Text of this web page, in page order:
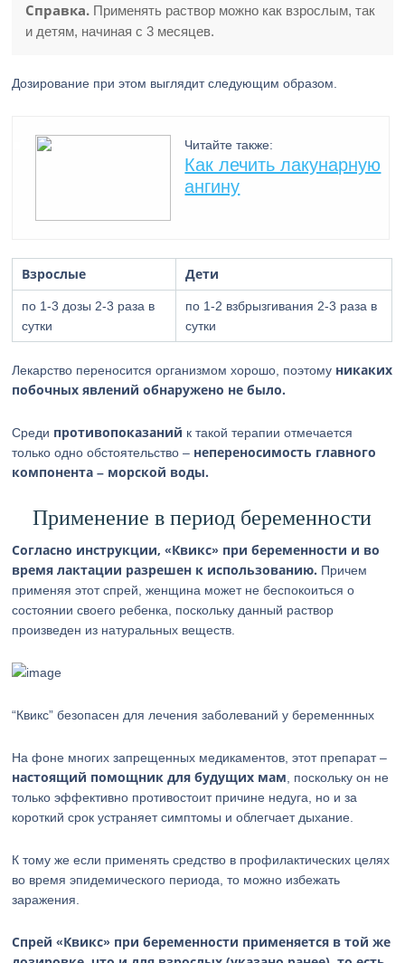
Справка. Применять раствор можно как взрослым, так
и детям, начиная с 3 месяцев.
Дозирование при этом выглядит следующим образом.
Читайте также:
Как лечить лакунарную
ангину
Взрослые Дети
по 1-3 дозы 2-3 раза в
сутки
по 1-2 взбрызгивания 2-3 раза в
сутки
Лекарство переносится организмом хорошо, поэтому никаких
побочных явлений обнаружено не было.
Среди противопоказаний к такой терапии отмечается
только одно обстоятельство – непереносимость главного
компонента – морской воды.
Применение в период беременности
Согласно инструкции, «Квикс» при беременности и во
время лактации разрешен к использованию. Причем
применяя этот спрей, женщина может не беспокоиться о
состоянии своего ребенка, поскольку данный раствор
произведен из натуральных веществ.
“Квикс” безопасен для лечения заболеваний у беременнных
На фоне многих запрещенных медикаментов, этот препарат –
настоящий помощник для будущих мам , поскольку он не
только эффективно противостоит причине недуга, но и за
короткий срок устраняет симптомы и облегчает дыхание.
К тому же если применять средство в профилактических целях
во время эпидемического периода, то можно избежать
заражения.
Спрей «Квикс» при беременности применяется в той же